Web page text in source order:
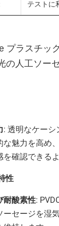
テストに
プラスチッ
の人工ソー
: 透明なケー
な魅力を高め
確認できる
性
耐酸素性:
ーセージを湿